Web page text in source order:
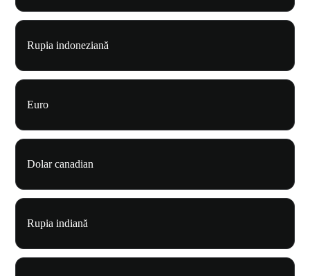
Rupia indoneziană
Euro
Dolar canadian
Rupia indiană